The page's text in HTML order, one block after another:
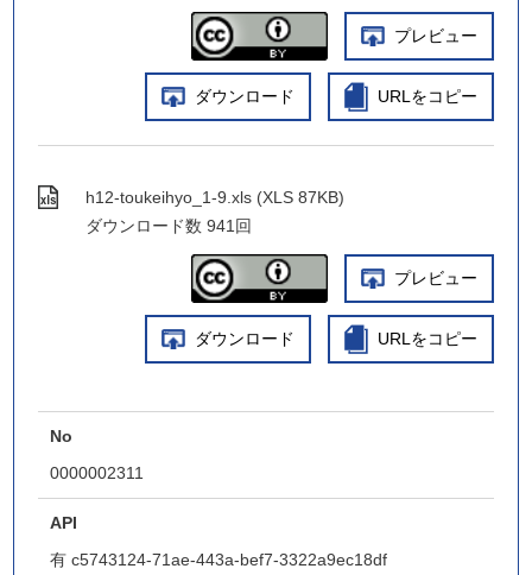
プレビュー
ダウンロード URLをコピー
h12-toukeihyo_1-9.xls (XLS 87KB)
ダウンロード数 941回
プレビュー
ダウンロード URLをコピー
No
0000002311
API
有 c5743124-71ae-443a-bef7-3322a9ec18df